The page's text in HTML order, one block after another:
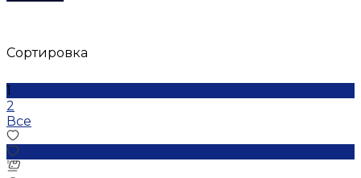
Сортировка
1
2
Все